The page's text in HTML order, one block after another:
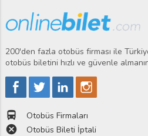
200'den fazla otobüs firması ile
otobüs biletini hızlı ve güvenle
directions_bus Otobüs Firmaları
cancel Otobüs Bileti İptali